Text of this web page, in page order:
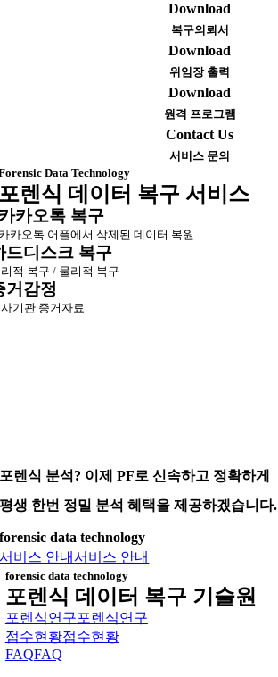
Download
복구의뢰서
Download
위임장 출력
Download
원격 프로그램
Contact Us
서비스 문의
Data Technology
렌식 데이터 복구 서비스
카오톡 복구
카오톡 어플에서 삭제된 데이터 복원
드디스크 복구
적 복구 / 물리적 복구
거감정
기관 증거자료
포렌식 분석? 이제 PF로 신속하고 정확하게
평생 한번 정밀 분석 혜택을 제공하겠습니다.
forensic data technology
서비스 안내서비스 안내
forensic data technology
포렌식 데이터 복구 기술원
포렌식연구포렌식연구
접수현황접수현황
FAQFAQ